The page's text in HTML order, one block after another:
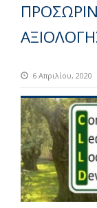
6 Απριλίου, 2020